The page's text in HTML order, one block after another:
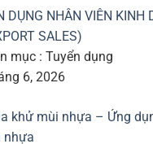
DỤNG NHÂN VIÊN KINH
SALES)
mục : Tuyển dụng
6, 2026
khử mùi nhựa – Ứng
nhựa